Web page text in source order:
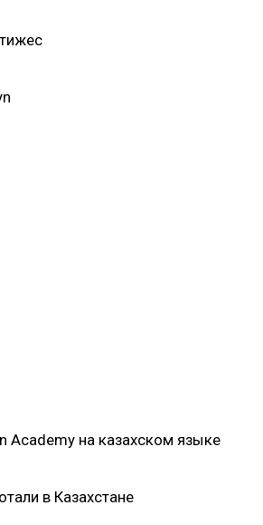
Academy на казахском языке
в Казахстане